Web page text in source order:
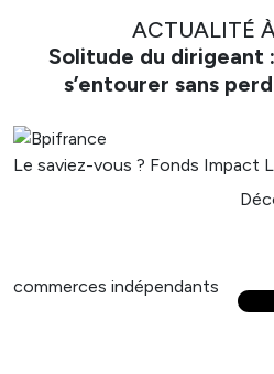
ACTUALITÉ
Solitude du dirigeant
s’entourer sans
Le saviez-vous ? Fonds Impact
commerces indépendants